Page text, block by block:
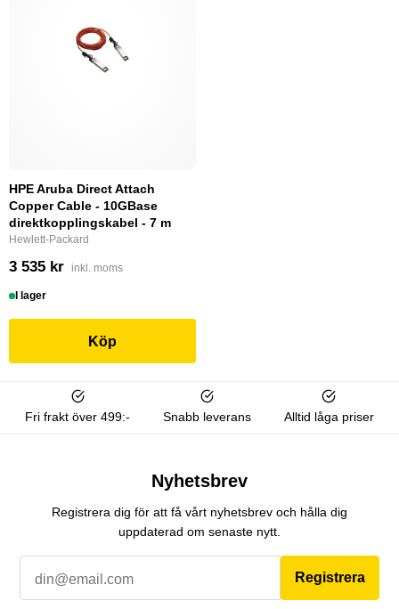
HPE Aruba Direct Attach
Copper Cable - 10GBase
direktkopplingskabel - 7 m
Hewlett-Packard
3 535 kr inkl. moms
I lager
Köp
Fri frakt över 499:- Snabb leverans Alltid låga priser
Nyhetsbrev
Registrera dig för att få vårt nyhetsbrev och hålla dig
uppdaterad om senaste nytt.
Registrera